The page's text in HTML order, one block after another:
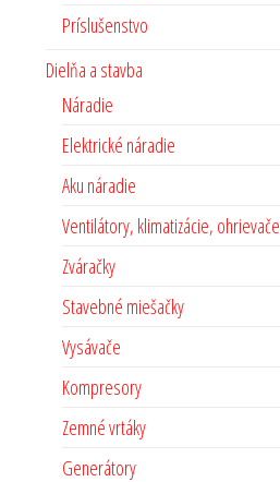
Príslušenstvo
Dielňa a stavba
Náradie
Elektrické náradie
Aku náradie
Ventilátory, klimatizácie, ohrievače
Zváračky
Stavebné miešačky
Vysávače
Kompresory
Zemné vrtáky
Generátory